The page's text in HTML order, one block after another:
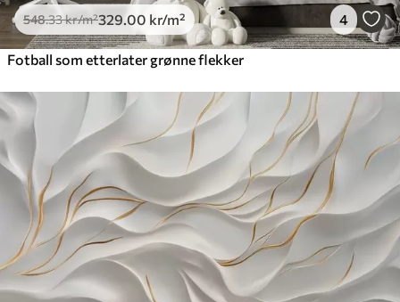
548.33kr/m²329 .00 kr/m² 4
Fotball som etterlater grønne flekker